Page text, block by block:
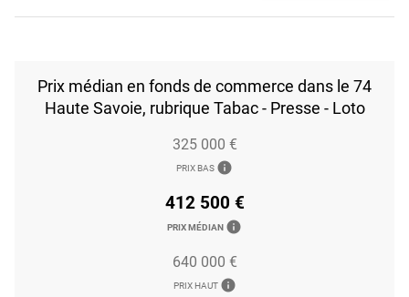
Prix médian en fonds de commerce dans le 74
Haute Savoie, rubrique Tabac - Presse - Loto
325 000 €
PRIX BAS info
412 500 €
PRIX MÉDIAN info
640 000 €
PRIX HAUT info